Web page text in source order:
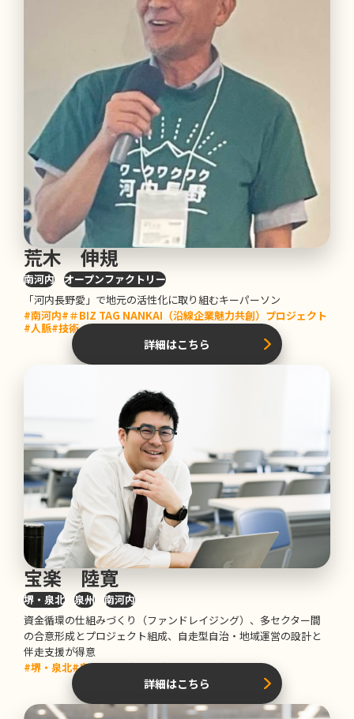
荒木 伸規
南河内
オープンファクトリー
「河内長野愛」で地元の活性化に取り組むキーパーソン
#南河内#＃BIZ TAG NANKAI（沿線企業魅力共創）プロジェクト
#人脈#技術・ノウハウ
詳細はこちら
宝楽 陸寛
堺・泉北 泉州
南河内
資金循環の仕組みづくり（ファンドレイジング）、多セクター間
の合意形成とプロジェクト組成、自走型自治・地域運営の設計と
伴走支援が得意
#堺・泉北#泉州#南河内#場所・建物#人脈
詳細はこちら